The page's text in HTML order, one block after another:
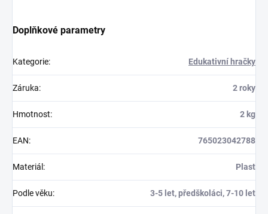
Doplňkové parametry
Kategorie: Edukativní hračky
Záruka: 2 roky
Hmotnost: 2 kg
EAN: 765023042788
Materiál : Plast
Podle věku: 3-5 let, předškoláci, 7-10 let